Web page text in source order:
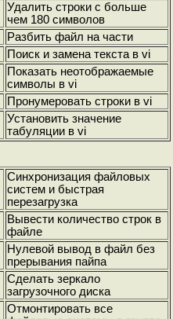
Удалить строки с больше
чем 180 символов
Разбить файл на части
Поиск и замена текста в vi
Показать неотображаемые
символы в vi
Пронумеровать строки в vi
Установить значение
табуляции в vi
Синхронизация файловых
систем и быстрая
перезагрузка
Вывести количество строк в
файле
Нулевой вывод в файл без
прерывания пайпа
Сделать зеркало
загрузочного диска
Отмонтировать все